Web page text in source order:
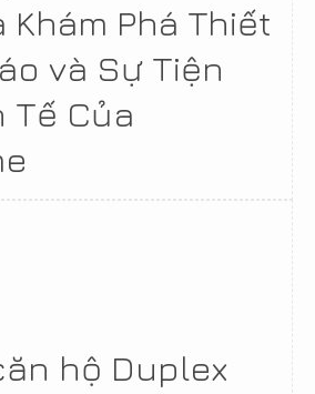
Khám Phá Thiết
và Sự Tiện
Tế Của
hộ Duplex